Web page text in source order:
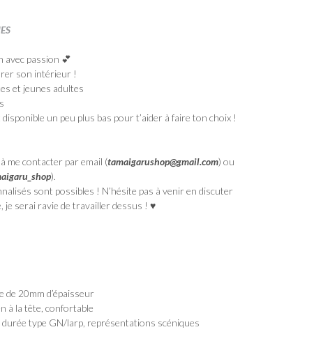
avec passion 💕
son intérieur !
et jeunes adultes
un peu plus bas pour t’aider à faire ton choix !
me contacter par email (tamaigarushop@gmail.com) ou
).
sont possibles ! N’hésite pas à venir en discuter
je serai ravie de travailler dessus ! ♥
de 20mm d’épaisseur
à la tête, confortable
type GN/larp, représentations scéniques